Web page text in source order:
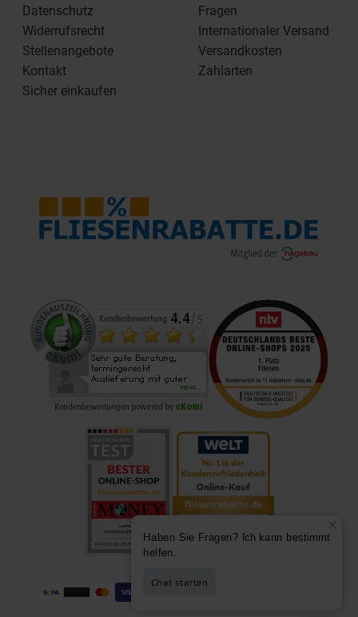
Datenschutz
Widerrufsrecht
Stellenangebote
Kontakt
Sicher einkaufen
Fragen
Internationaler Versand
Versandkosten
Zahlarten